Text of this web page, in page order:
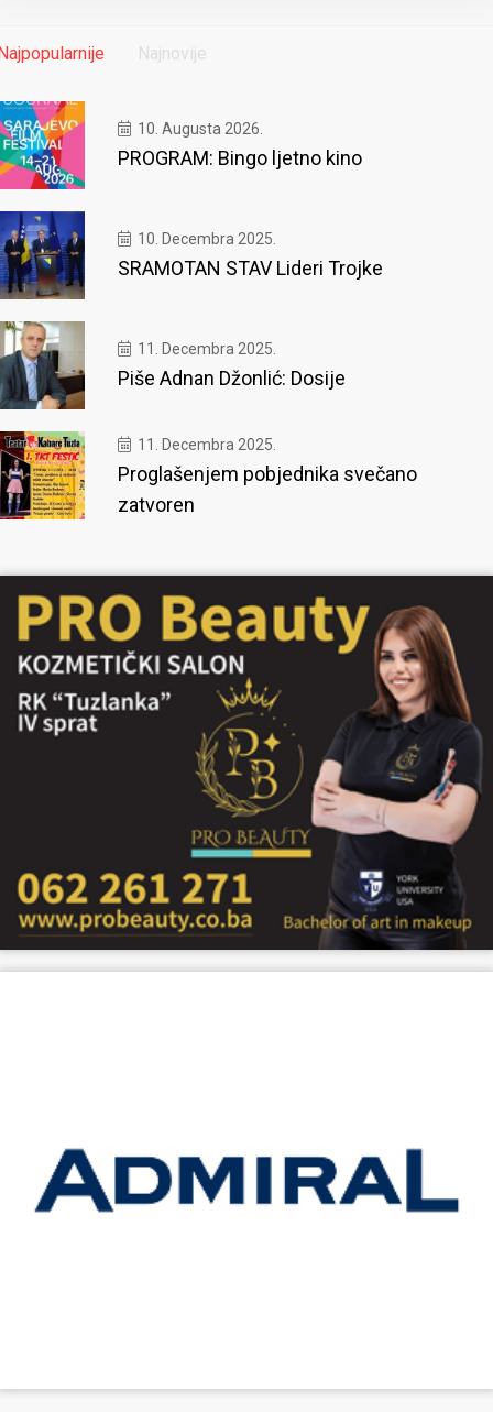
Najnovije
10. Augusta 2026.
PROGRAM: Bingo ljetno kino
10. Decembra 2025.
SRAMOTAN STAV Lideri Trojke
11. Decembra 2025.
Piše Adnan Džonlić: Dosije
11. Decembra 2025.
Proglašenjem pobjednika svečano
zatvoren